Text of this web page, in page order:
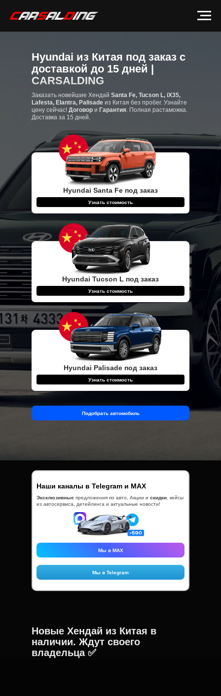
Заказать новейшие Хендай Santa Fe, Tucson L, iX35,
Lafesta, Elantra, Palisade из Китая без пробег. Узнайте
цену сейчас! Договор и Гарантия. Полная растаможка.
Доставка за 15 дней.
Hyundai из Китая под заказ с
доставкой до 15 дней |
CARSALDING
Hyundai Santa Fe под заказ
Узнать стоимость
Hyundai Tucson L под заказ
Узнать стоимость
Hyundai Palisade под заказ
Узнать стоимость
Подобрать автомобиль
Эксклюзивные предложения по авто, Акции и скидки , кейсы
из автосервиса, детейлинга и актуальные новости!
Наши каналы в Telegram и MAX
Мы в MAX
Мы в Telegram
Новые Хендай из Китая в
наличии. Ждут своего
владельца ✅